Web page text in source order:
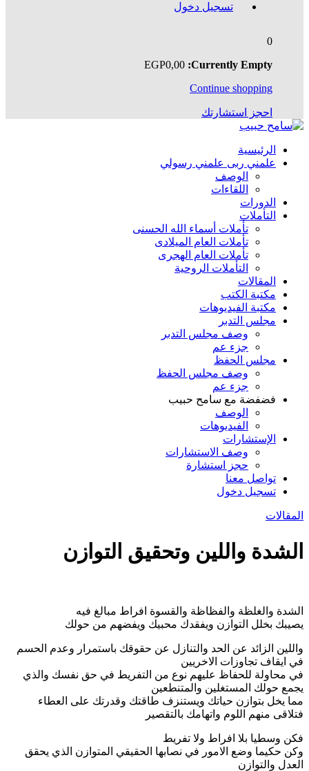
تسجيل دخول
0
Currently Empty:
EGP0,00
Continue shopping
احجز استشارتك
الرئيسية
علمني ربى علمني رسولي
الوصف
اللقاءات
الدورات
التأملات
تأملات أسماء الله الحسنى
تأملات العام الميلادى
تأملات العام الهجرى
التأملات الروحية
المقالات
مكتبة الكتب
مكتبة الفيديوهات
مجلس التدبر
وصف مجلس التدبر
جزء عم
مجلس الحفظ
وصف مجلس الحفظ
جزء عم
فضفضة مع سامح حبيب
الوصف
الفيديوهات
الإستشارات
وصف الاستشارات
حجز استشارة
تواصل معنا
تسجيل دخول
المقالات
الشدة واللين وتحقيق التوازن
الشدة والغلظة والفظاظة والقسوة افراط مبالغ فيه
يصيبك بخلل التوازن ويفقدك محبيك ويفضهم من حولك
واللين الزائد عن الحد والتنازل عن حقوقك باستمرار وعدم الحسم
في ايقاف تجاوزات الاخريين
في محاولة للحفاظ عليهم نوع من التفريط في حق نفسك والذي
يجمع حولك المستغلين والمتنطعين
مما يخل بتوازن حياتك ويستنزف طاقتك وقدرتك على العطاء
فتلاقى منهم اللوم واتهامك بالتقصير
فكن وسطيا بلا افراط ولا تفريط
وكن حكيما وضع الامور في نصابها الحقيقي المتوازن الذي يحقق
العدل والتوازن